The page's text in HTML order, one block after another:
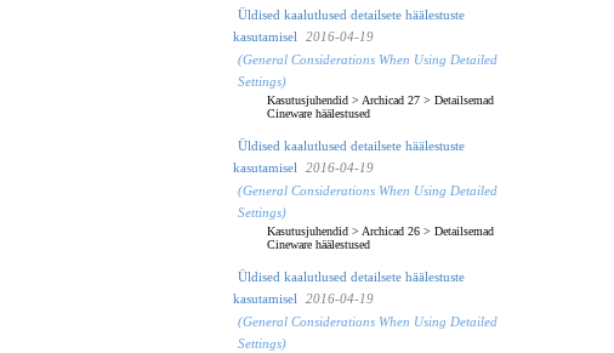
Üldised kaalutlused detailsete häälestuste
kasutamisel
2016-04-19
(General Considerations When Using Detailed
Settings)
Kasutusjuhendid > Archicad 27 > Detailsemad
Cineware häälestused
Üldised kaalutlused detailsete häälestuste
kasutamisel
2016-04-19
(General Considerations When Using Detailed
Settings)
Kasutusjuhendid > Archicad 26 > Detailsemad
Cineware häälestused
Üldised kaalutlused detailsete häälestuste
kasutamisel
2016-04-19
(General Considerations When Using Detailed
Settings)